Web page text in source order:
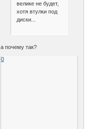
велике не будет,
хотя втулки под
диски...
а почему так?
0